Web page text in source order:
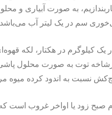
به صورت آبیاری و
سم در یک لیتر آب
یک کیلوگرم در هکتار، لکه
توت به صورت محلول پاشی
نسبت به اندود کرده میوه
زود یا اواخر غروب است که